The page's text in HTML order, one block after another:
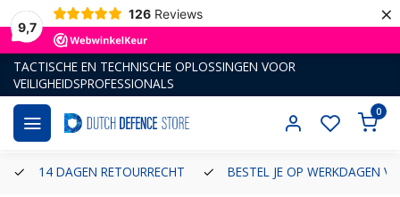
9,7
126 Reviews ×
TACTISCHE EN TECHNISCHE OPLOSSINGEN VOOR
VEILIGHEIDSPROFESSIONALS
0
14 DAGEN RETOURRECHT BESTEL JE OP WERKDAGEN